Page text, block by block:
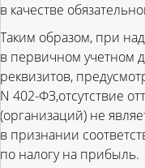
в качестве
Таким образом, при
в первичном учетном
реквизитов,
N 402-ФЗ,отсутствие
(организаций) не
в признании
по налогу на прибыль.